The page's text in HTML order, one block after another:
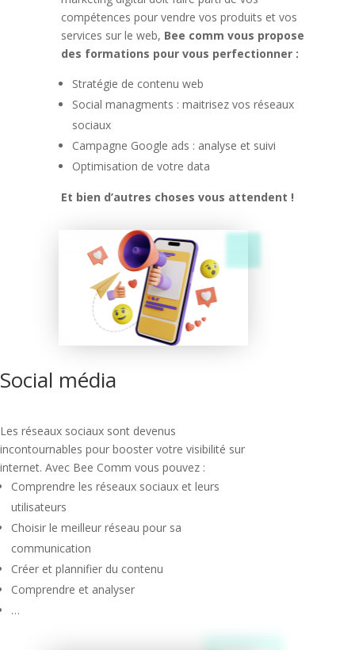
compétences pour vendre vos produits et vos
services sur le web, Bee comm vous propose
des formations pour vous perfectionner :
Stratégie de contenu web
Social managments : maitrisez vos réseaux
sociaux
Campagne Google ads : analyse et suivi
Optimisation de votre data
Et bien d’autres choses vous attendent !
Social média
Les réseaux sociaux sont devenus
incontournables pour booster votre visibilité sur
internet. Avec Bee Comm vous pouvez :
Comprendre les réseaux sociaux et leurs
utilisateurs
Choisir le meilleur réseau pour sa
communication
Créer et plannifier du contenu
Comprendre et analyser
…